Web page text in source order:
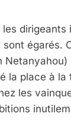
égarés.
la place à
les